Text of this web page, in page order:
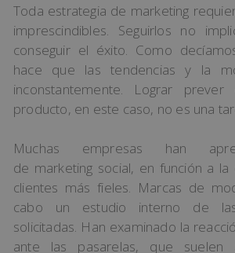
Toda estrategia de marketing
imprescindibles. Seguirlos no
conseguir el éxito. Como
hace que las tendencias y la
inconstantemente. Lograr
producto, en este caso, no es una
Muchas empresas han
de marketing social, en función a
clientes más fieles. Marcas de
cabo un estudio interno de
solicitadas. Han examinado la
ante las pasarelas, que suelen